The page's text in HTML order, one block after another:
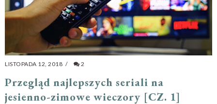
LISTOPADA 12, 2018 / 2
Przegląd najlepszych seriali na
jesienno-zimowe wieczory [CZ. 1]